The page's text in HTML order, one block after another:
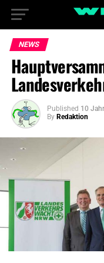
NEWS
Published 10
By Redaktion